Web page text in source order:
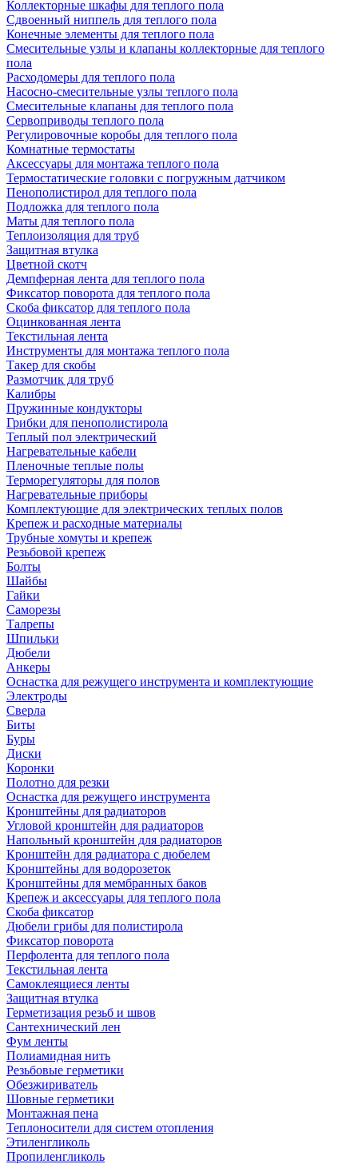
Коллекторные шкафы для теплого пола
Сдвоенный ниппель для теплого пола
Конечные элементы для теплого пола
Смесительные узлы и клапаны коллекторные для теплого
пола
Расходомеры для теплого пола
Насосно-смесительные узлы теплого пола
Смесительные клапаны для теплого пола
Сервоприводы теплого пола
Регулировочные коробы для теплого пола
Комнатные термостаты
Аксессуары для монтажа теплого пола
Термостатические головки с погружным датчиком
Пенополистирол для теплого пола
Подложка для теплого пола
Маты для теплого пола
Теплоизоляция для труб
Защитная втулка
Цветной скотч
Демпферная лента для теплого пола
Фиксатор поворота для теплого пола
Скоба фиксатор для теплого пола
Оцинкованная лента
Текстильная лента
Инструменты для монтажа теплого пола
Такер для скобы
Размотчик для труб
Калибры
Пружинные кондукторы
Грибки для пенополистирола
Теплый пол электрический
Нагревательные кабели
Пленочные теплые полы
Терморегуляторы для полов
Нагревательные приборы
Комплектующие для электрических теплых полов
Крепеж и расходные материалы
Трубные хомуты и крепеж
Резьбовой крепеж
Болты
Шайбы
Гайки
Саморезы
Талрепы
Шпильки
Дюбели
Анкеры
Оснастка для режущего инструмента и комплектующие
Электроды
Сверла
Биты
Буры
Диски
Коронки
Полотно для резки
Оснастка для режущего инструмента
Кронштейны для радиаторов
Угловой кронштейн для радиаторов
Напольный кронштейн для радиаторов
Кронштейн для радиатора с дюбелем
Кронштейны для водорозеток
Кронштейны для мембранных баков
Крепеж и аксессуары для теплого пола
Скоба фиксатор
Дюбели грибы для полистирола
Фиксатор поворота
Перфолента для теплого пола
Текстильная лента
Самоклеящиеся ленты
Защитная втулка
Герметизация резьб и швов
Сантехнический лен
Фум ленты
Полиамидная нить
Резьбовые герметики
Обезжириватель
Шовные герметики
Монтажная пена
Теплоносители для систем отопления
Этиленгликоль
Пропиленгликоль